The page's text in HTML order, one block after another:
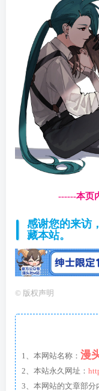
------本页
感谢您的来访
藏本站。
© 版权声明
1、本网站名称： 漫
2、本站永久网址：
3、本网站的文章部分